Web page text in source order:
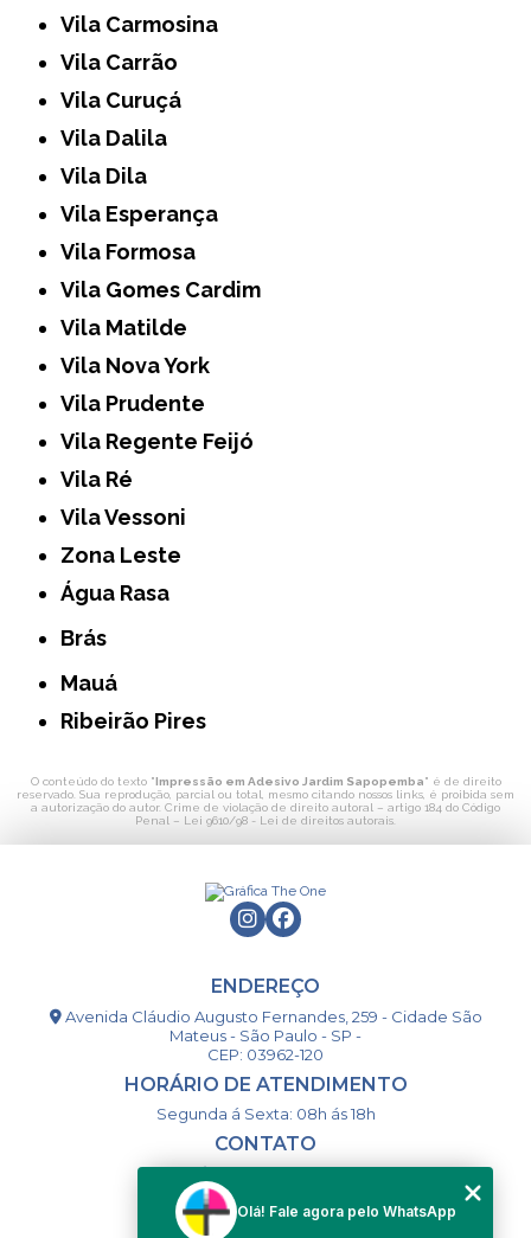
Vila Carmosina
Vila Carrão
Vila Curuçá
Vila Dalila
Vila Dila
Vila Esperança
Vila Formosa
Vila Gomes Cardim
Vila Matilde
Vila Nova York
Vila Prudente
Vila Regente Feijó
Vila Ré
Vila Vessoni
Zona Leste
Água Rasa
Brás
Mauá
Ribeirão Pires
O conteúdo do texto "Impressão em Adesivo Jardim Sapopemba" é de direito
reservado. Sua reprodução, parcial ou total, mesmo citando nossos links, é proibida sem
a autorização do autor. Crime de violação de direito autoral – artigo 184 do Código
Penal – Lei 9610/98 - Lei de direitos autorais
ENDEREÇO
Avenida Cláudio Augusto Fernandes, 259 - Cidade São
Mateus - São Paulo - SP -
CEP: 03962-120
HORÁRIO DE ATENDIMENTO
Segunda á Sexta: 08h ás 18h
CONTATO
(11) 98993-9556
togsm1@gmail.com
Olá! Fale agora pelo WhatsApp